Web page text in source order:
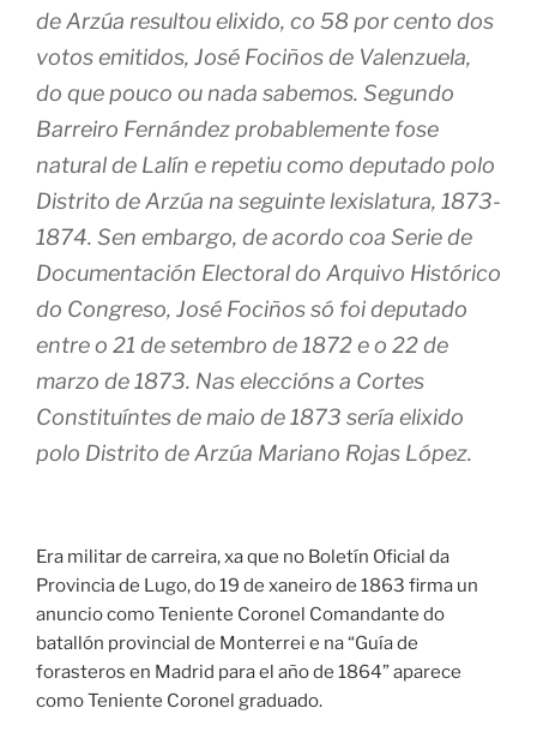
de Arzúa resultou elixido, co 58 por cento dos
votos emitidos, José Fociños de Valenzuela,
do que pouco ou nada sabemos. Segundo
Barreiro Fernández probablemente fose
natural de Lalín e repetiu como deputado polo
Distrito de Arzúa na seguinte lexislatura, 1873-
1874. Sen embargo, de acordo coa Serie de
Documentación Electoral do Arquivo Histórico
do Congreso, José Fociños só foi deputado
entre o 21 de setembro de 1872 e o 22 de
marzo de 1873. Nas eleccións a Cortes
Constituíntes de maio de 1873 sería elixido
polo Distrito de Arzúa Mariano Rojas López.
Era militar de carreira, xa que no Boletín Oficial da
Provincia de Lugo, do 19 de xaneiro de 1863 firma un
anuncio como Teniente Coronel Comandante do
batallón provincial de Monterrei e na “Guía de
forasteros en Madrid para el año de 1864” aparece
como Teniente Coronel graduado.